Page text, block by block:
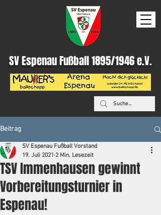
SV Espenau Fußball 1895/1946 e.V.
Beitrag
TSV Immenhausen gewinnt
Vorbereitungsturnier in
Espenau!
SV Espenau Fußball Vorstand
19. Juli 2021 2 Min. Lesezeit